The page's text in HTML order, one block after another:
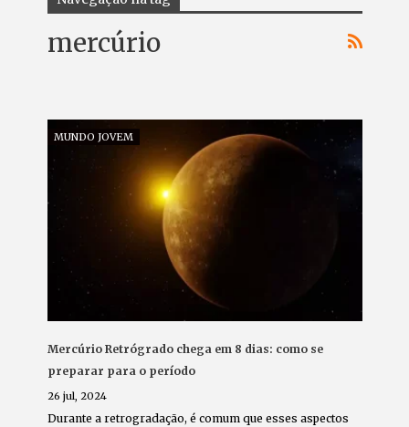
mercúrio
MUNDO JOVEM
Mercúrio Retrógrado chega em 8 dias: como se
preparar para o período
26 jul, 2024
Durante a retrogradação, é comum que esses aspectos